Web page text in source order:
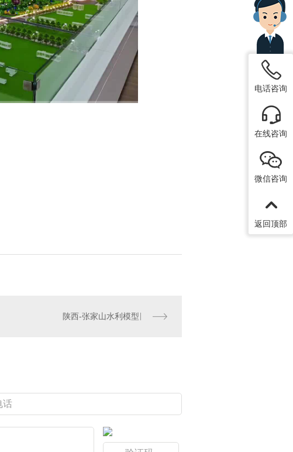
露天煤矿模型
陕西-张家山水利模型
电话咨询
在线咨询
微信咨询
返回顶部